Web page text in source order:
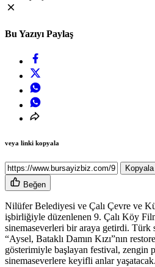
Bu Yazıyı Paylaş
veya linki kopyala
Kopyala
Beğen
Nilüfer Belediyesi ve Çalı Çevre ve
işbirliğiyle düzenlenen 9. Çalı Köy
sinemaseverleri bir araya getirdi. Türk
“Aysel, Bataklı Damın Kızı”nın
gösterimiyle başlayan festival, zengin
sinemaseverlere keyifli anlar yaşatacak.